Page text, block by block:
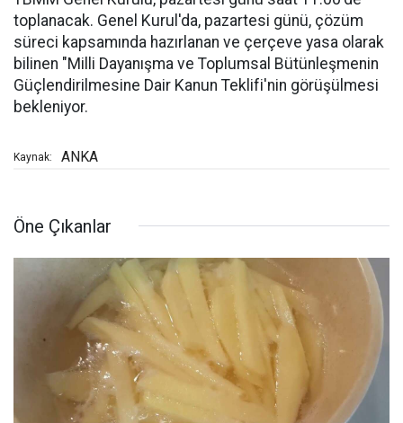
toplanacak. Genel Kurul'da, pazartesi günü, çözüm
süreci kapsamında hazırlanan ve çerçeve yasa olarak
bilinen "Milli Dayanışma ve Toplumsal Bütünleşmenin
Güçlendirilmesine Dair Kanun Teklifi'nin görüşülmesi
bekleniyor.
Kaynak: ANKA
Öne Çıkanlar